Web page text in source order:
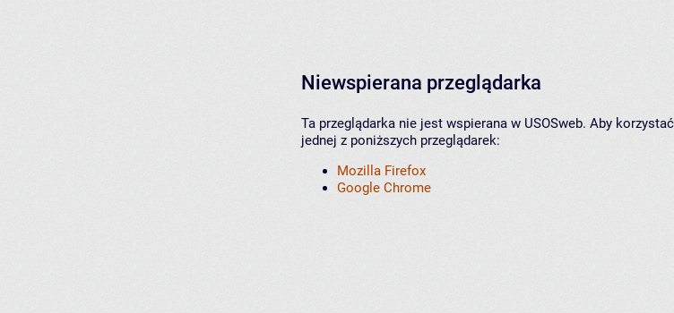
Niewspierana przeglądarka
Ta przeglądarka nie jest wspierana w USOSweb. Aby
jednej z poniższych przeglądarek:
Mozilla Firefox
Google Chrome